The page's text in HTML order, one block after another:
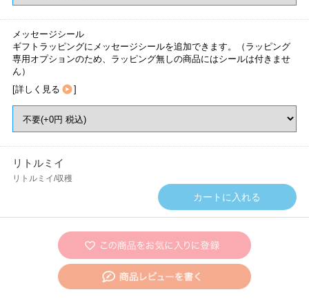
メッセージシール
ギフトラッピングにメッセージシールを追加できます。（ラッピング
専用オプションのため、ラッピング無しの商品にはシールは付きませ
ん）
[詳しく見る ]
リトルミイ
リトルミイ/収穫